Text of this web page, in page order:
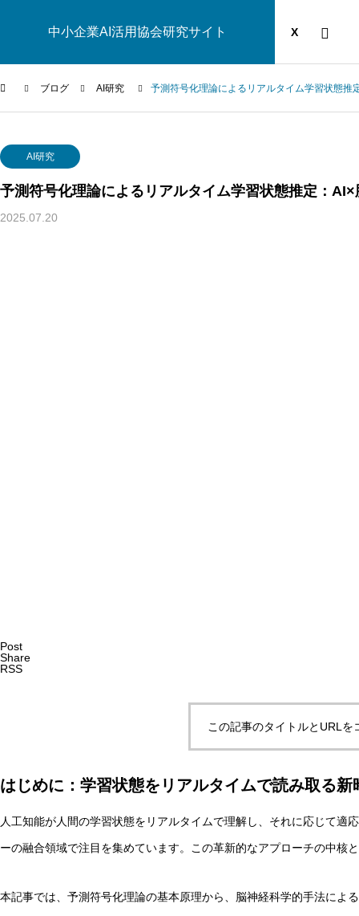
中小企業AI活用協会研究サイト
運営団体 YOUTUBE X
実験哲学とは？「直観の可塑性」研究からわかる哲学的判
ブログ AI研究 予測符号化理論によるリアルタイム学習状態推
AI研究
予測符号化理論によるリアルタイム学習状態推定：
2025.07.20
Post
Share
RSS
この記事のタイトルとURLを
はじめに：学習状態をリアルタイムで読み取る新
人工知能が人間の学習状態をリアルタイムで理解し、それに応じて適
ーの融合領域で注目を集めています。この革新的なアプローチの中核
本記事では、予測符号化理論の基本原理から、脳神経科学的手法によ